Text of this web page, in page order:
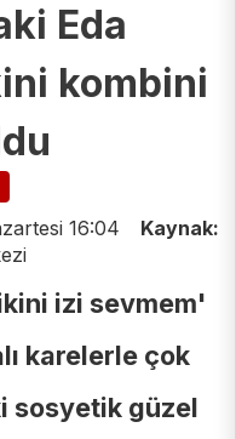
Eda
kombini
16:04
Kaynak:
izi sevmem'
karelerle çok
sosyetik güzel